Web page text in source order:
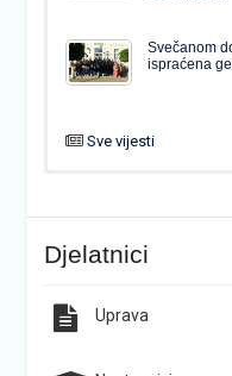
Svečanom
ispraćena
Sve vijesti
Popis
Natječaj za
pravom
Djelatnici
Uprava